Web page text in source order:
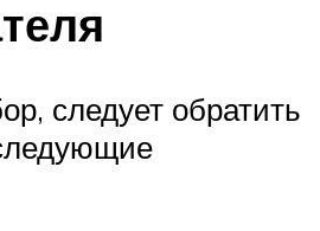
следует обратить